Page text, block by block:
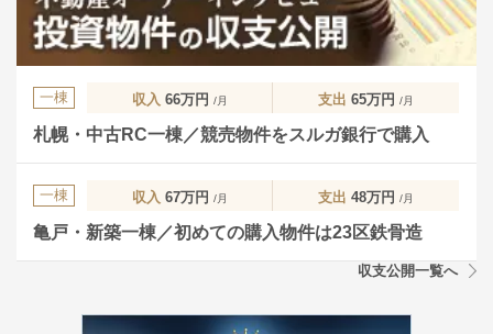
一棟 収入 66万円 /月 支出 65万円 /月
札幌・中古RC一棟／競売物件をスルガ銀行で購入
一棟 収入 67万円 /月 支出 48万円 /月
亀戸・新築一棟／初めての購入物件は23区鉄骨造
収支公開一覧へ